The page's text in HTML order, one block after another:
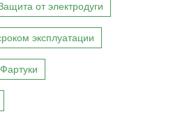
от электродуги
эксплуатации
Фартуки